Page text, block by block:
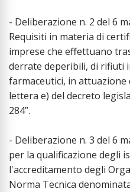
- Deliberazione n. 2 del 6
Requisiti in materia di
imprese che effettuano
derrate deperibili, di rifiuti
farmaceutici, in attuazione
lettera e) del decreto
284”.
- Deliberazione n. 3 del 6
per la qualificazione degli
l'accreditamento degli
Norma Tecnica